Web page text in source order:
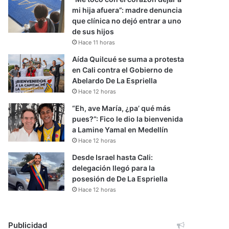
mi hija afuera”: madre denuncia
que clínica no dejó entrar a uno
de sus hijos
Hace 11 horas
Aída Quilcué se suma a protesta
en Cali contra el Gobierno de
Abelardo De La Espriella
Hace 12 horas
“Eh, ave María, ¿pa’ qué más
pues?”: Fico le dio la bienvenida
a Lamine Yamal en Medellín
Hace 12 horas
Desde Israel hasta Cali:
delegación llegó para la
posesión de De La Espriella
Hace 12 horas
Publicidad